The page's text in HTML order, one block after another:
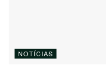
NOTÍCIAS